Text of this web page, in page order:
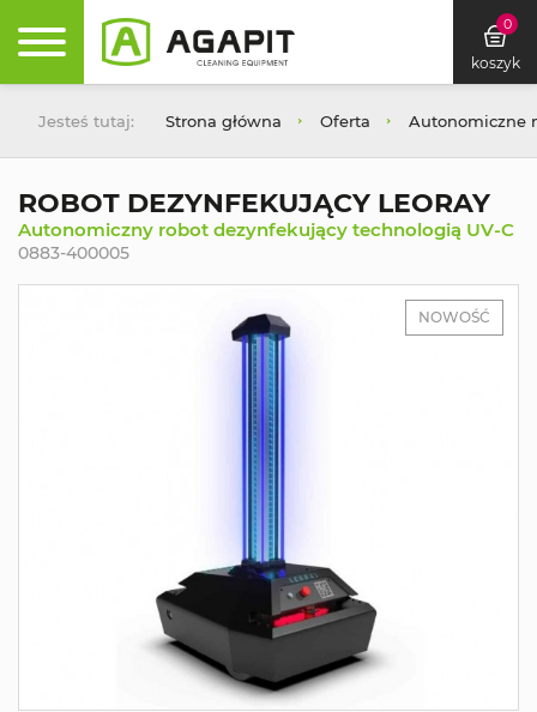
0
koszyk
Jesteś tutaj: Strona główna Oferta Autonomiczne
ROBOT DEZYNFEKUJĄCY LEORAY
Autonomiczny robot dezynfekujący technologią UV-C
0883-400005
NOWOŚĆ